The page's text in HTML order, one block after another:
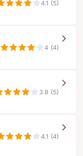
4.1 (5)
4 (4)
3.8 (5)
4.1 (4)